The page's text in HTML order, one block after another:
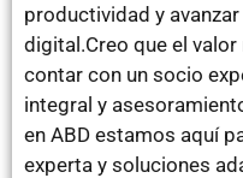
productividad y
digital.Creo que el
contar con un socio
integral y
en ABD estamos aquí
experta y soluciones